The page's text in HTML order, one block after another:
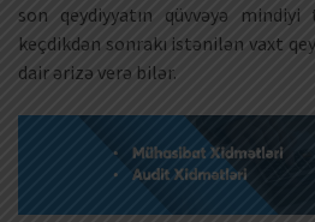
son qeydiyyatın qüvvəyə
keçdikdən sonrakı istənilən vaxt
dair ərizə verə bilər.